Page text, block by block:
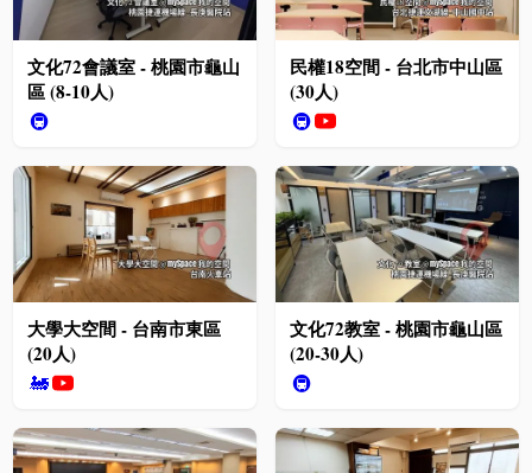
文化72會議室 - 桃園市龜山
區 (8-10人)
🚇
民權18空間 - 台北市中山區
(30人)
🚇
大學大空間 - 台南市東區
(20人)
🚂
文化72教室 - 桃園市龜山區
(20-30人)
🚇